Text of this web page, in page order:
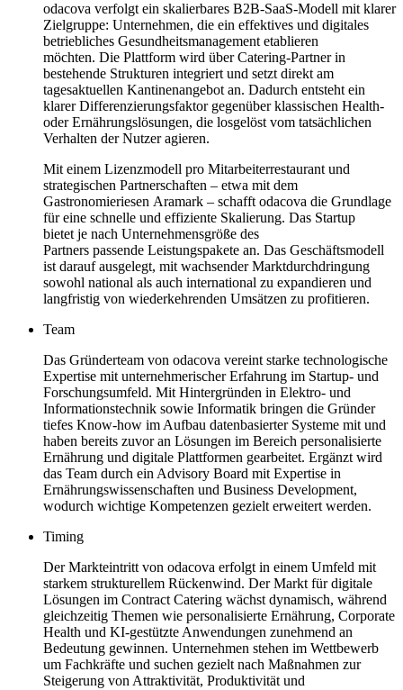
odacova verfolgt ein skalierbares B2B-SaaS-Modell mit klarer
Zielgruppe: Unternehmen, die ein effektives und digitales
betriebliches Gesundheitsmanagement etablieren
möchten. Die Plattform wird über Catering-Partner in
bestehende Strukturen integriert und setzt direkt am
tagesaktuellen Kantinenangebot an. Dadurch entsteht ein
klarer Differenzierungsfaktor gegenüber klassischen Health-
oder Ernährungslösungen, die losgelöst vom tatsächlichen
Verhalten der Nutzer agieren.
Mit einem Lizenzmodell pro Mitarbeiterrestaurant und
strategischen Partnerschaften – etwa mit dem
Gastronomieriesen Aramark – schafft odacova die Grundlage
für eine schnelle und effiziente Skalierung. Das Startup
bietet je nach Unternehmensgröße des
Partners passende Leistungspakete an. Das Geschäftsmodell
ist darauf ausgelegt, mit wachsender Marktdurchdringung
sowohl national als auch international zu expandieren und
langfristig von wiederkehrenden Umsätzen zu profitieren.
Team
Das Gründerteam von odacova vereint starke technologische
Expertise mit unternehmerischer Erfahrung im Startup- und
Forschungsumfeld. Mit Hintergründen in Elektro- und
Informationstechnik sowie Informatik bringen die Gründer
tiefes Know-how im Aufbau datenbasierter Systeme mit und
haben bereits zuvor an Lösungen im Bereich personalisierte
Ernährung und digitale Plattformen gearbeitet. Ergänzt wird
das Team durch ein Advisory Board mit Expertise in
Ernährungswissenschaften und Business Development,
wodurch wichtige Kompetenzen gezielt erweitert werden.
Timing
Der Markteintritt von odacova erfolgt in einem Umfeld mit
starkem strukturellem Rückenwind. Der Markt für digitale
Lösungen im Contract Catering wächst dynamisch, während
gleichzeitig Themen wie personalisierte Ernährung, Corporate
Health und KI-gestützte Anwendungen zunehmend an
Bedeutung gewinnen. Unternehmen stehen im Wettbewerb
um Fachkräfte und suchen gezielt nach Maßnahmen zur
Steigerung von Attraktivität, Produktivität und